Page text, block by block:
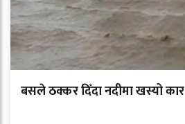
बसले ठक्कर दिँदा नदीमा खस्यो कार